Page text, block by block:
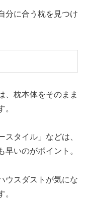
分に合う枕を見つけ
、枕本体をそのまま
。
タイル」などは、
いのがポイント。
ウスダストが気にな
。